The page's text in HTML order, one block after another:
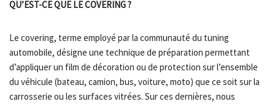
QU’EST-CE QUE LE COVERING ?
Le covering, terme employé par la communauté du tuning
automobile, désigne une technique de préparation permettant
d’appliquer un film de décoration ou de protection sur l’ensemble
du véhicule (bateau, camion, bus, voiture, moto) que ce soit sur la
carrosserie ou les surfaces vitrées. Sur ces dernières, nous